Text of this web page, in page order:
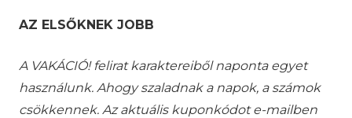
AZ ELSŐKNEK JOBB
A VAKÁCIÓ! felirat karaktereiből naponta egyet
használunk. Ahogy szaladnak a napok, a számok
csökkennek. Az aktuális kuponkódot e-mailben